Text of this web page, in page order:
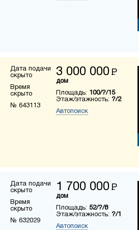
Дата подачи
скрыто
Время
скрыто
№ 643113
3 000 000 Р
дом
Площадь: 100/?/15
Этаж/этажность: ?/2
Автопоиск
Дата подачи
скрыто
Время
скрыто
№ 632029
1 700 000 Р
дом
Площадь: 52/?/8
Этаж/этажность: ?/1
Автопоиск